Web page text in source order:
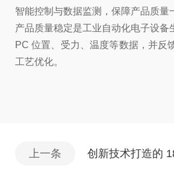
智能控制与数据监测，保障产品质量
产品质量稳定是工业自动化电子设
PC 位置、受力、温度等数据，并反
工艺优化。
上一条 创新技术打造的